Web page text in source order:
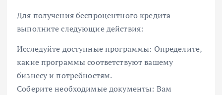
Для получения беспроцентного кредита
выполните следующие действия:
Исследуйте доступные программы: Определите,
какие программы соответствуют вашему
бизнесу и потребностям.
Соберите необходимые документы: Вам